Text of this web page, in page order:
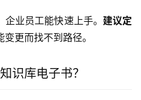
业员工能快速上手。 建议定
更而找不到路径。
识库电子书？